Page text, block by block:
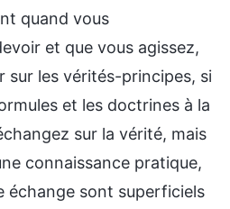
quand vous
et que vous agissez,
sur les vérités-principes, si
et les doctrines à la
sur la vérité, mais
connaissance pratique,
échange sont superficiels